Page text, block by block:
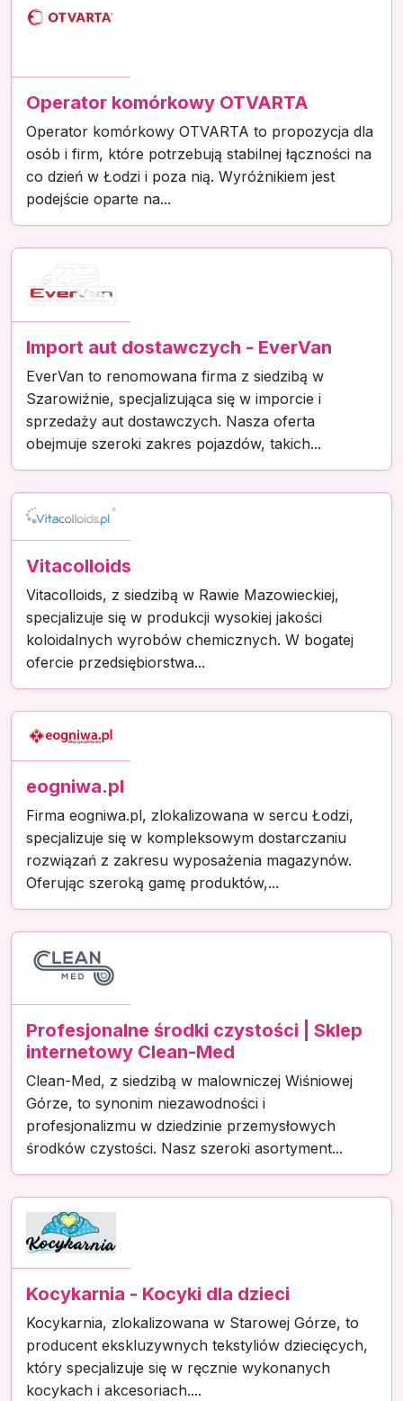
Operator komórkowy OTVARTA
Operator komórkowy OTVARTA to propozycja dla
osób i firm, które potrzebują stabilnej łączności na
co dzień w Łodzi i poza nią. Wyróżnikiem jest
podejście oparte na...
Import aut dostawczych - EverVan
EverVan to renomowana firma z siedzibą w
Szarowiźnie, specjalizująca się w imporcie i
sprzedaży aut dostawczych. Nasza oferta
obejmuje szeroki zakres pojazdów, takich...
Vitacolloids
Vitacolloids, z siedzibą w Rawie Mazowieckiej,
specjalizuje się w produkcji wysokiej jakości
koloidalnych wyrobów chemicznych. W bogatej
ofercie przedsiębiorstwa...
eogniwa.pl
Firma eogniwa.pl, zlokalizowana w sercu Łodzi,
specjalizuje się w kompleksowym dostarczaniu
rozwiązań z zakresu wyposażenia magazynów.
Oferując szeroką gamę produktów,...
Profesjonalne środki czystości | Sklep
internetowy Clean-Med
Clean-Med, z siedzibą w malowniczej Wiśniowej
Górze, to synonim niezawodności i
profesjonalizmu w dziedzinie przemysłowych
środków czystości. Nasz szeroki asortyment...
Kocykarnia - Kocyki dla dzieci
Kocykarnia, zlokalizowana w Starowej Górze, to
producent ekskluzywnych tekstyliów dziecięcych,
który specjalizuje się w ręcznie wykonanych
kocykach i akcesoriach....